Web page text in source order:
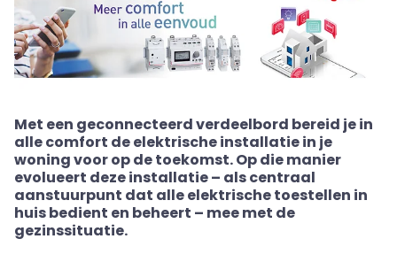
Met een geconnecteerd verdeelbord bereid je in
alle comfort de elektrische installatie in je
woning voor op de toekomst. Op die manier
evolueert deze installatie – als centraal
aanstuurpunt dat alle elektrische toestellen in
huis bedient en beheert – mee met de
gezinssituatie.